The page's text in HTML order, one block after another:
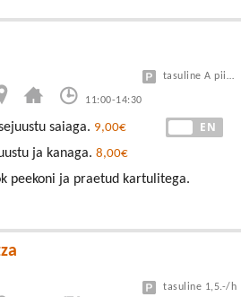
11:00-14:30
tasuline A piirkond
EN
saiaga. 9,00€
ja kanaga. 8,00€
peekoni ja praetud kartulitega.
tasuline 1,5.-/h